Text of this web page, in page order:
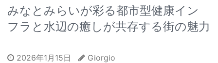
みなとみらいが彩る都市型健康イン
フラと水辺の癒しが共存する街の魅力
2026年1月15日
Giorgio